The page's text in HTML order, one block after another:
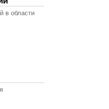
в области